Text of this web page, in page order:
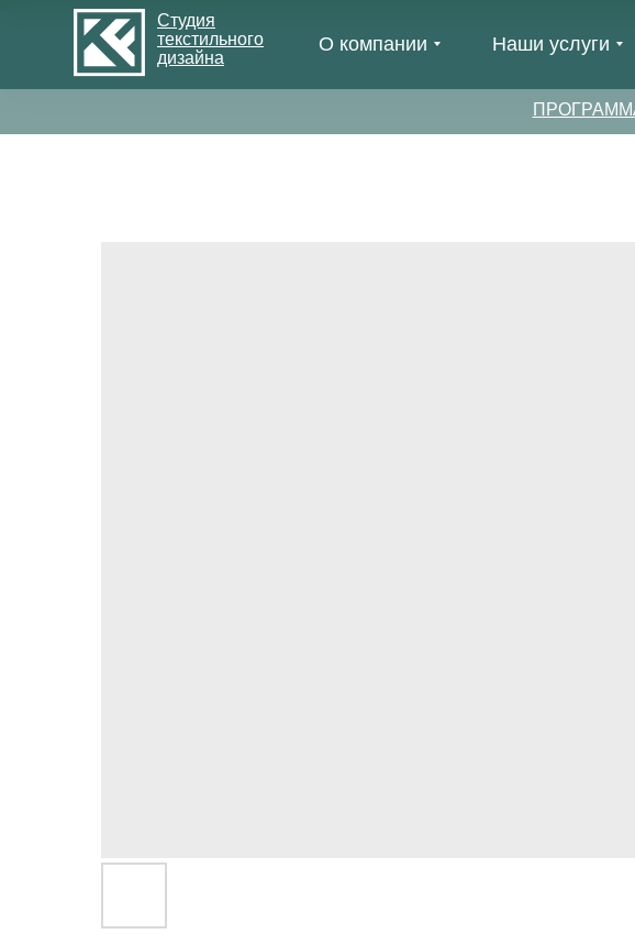
Студия
текстильного
дизайна
О компании Наши услуги